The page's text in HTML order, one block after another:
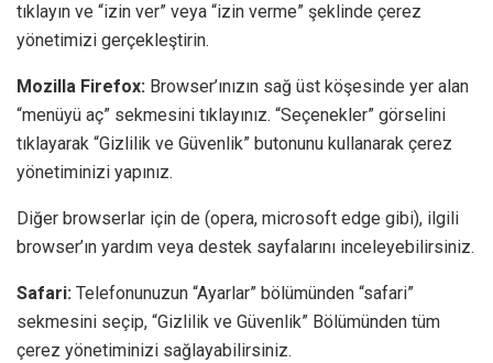
tıklayın ve “izin ver” veya “izin verme” şeklinde çerez
yönetimizi gerçekleştirin.
Mozilla Firefox: Browser’ınızın sağ üst köşesinde yer alan
“menüyü aç” sekmesini tıklayınız. “Seçenekler” görselini
tıklayarak “Gizlilik ve Güvenlik” butonunu kullanarak çerez
yönetiminizi yapınız.
Diğer browserlar için de (opera, microsoft edge gibi), ilgili
browser’ın yardım veya destek sayfalarını inceleyebilirsiniz.
Safari: Telefonunuzun “Ayarlar” bölümünden “safari”
sekmesini seçip, “Gizlilik ve Güvenlik” Bölümünden tüm
çerez yönetiminizi sağlayabilirsiniz.